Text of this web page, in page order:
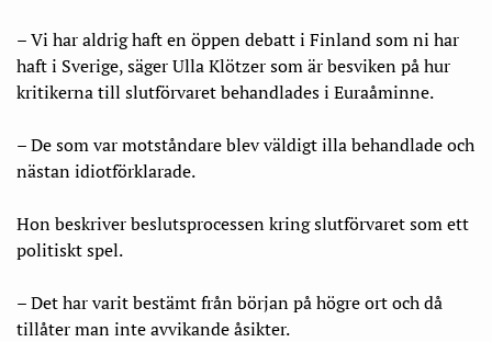
– Vi har aldrig haft en öppen debatt i Finland som ni har
haft i Sverige, säger Ulla Klötzer som är besviken på hur
kritikerna till slutförvaret behandlades i Euraåminne.
– De som var motståndare blev väldigt illa behandlade och
nästan idiotförklarade.
Hon beskriver beslutsprocessen kring slutförvaret som ett
politiskt spel.
– Det har varit bestämt från början på högre ort och då
tillåter man inte avvikande åsikter.